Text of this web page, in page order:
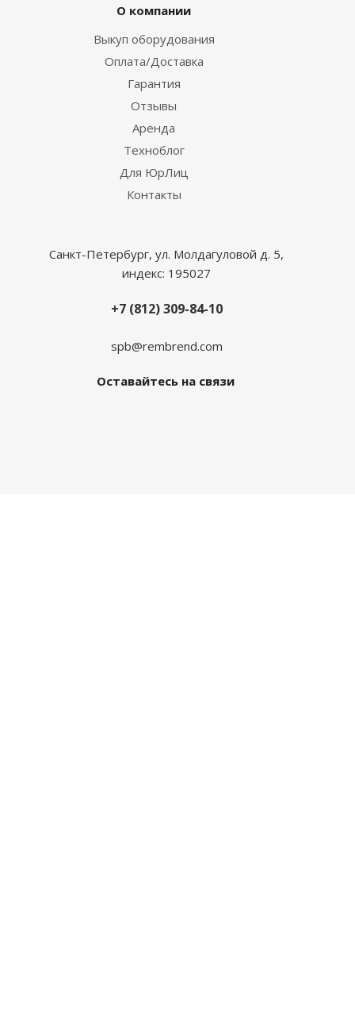
О компании
Выкуп оборудования
Оплата/Доставка
Гарантия
Отзывы
Аренда
Техноблог
Для ЮрЛиц
Контакты
Санкт-Петербург, ул. Молдагуловой д. 5,
индекс: 195027
+7 (812) 309-84-10
spb@rembrend.com
Оставайтесь на связи